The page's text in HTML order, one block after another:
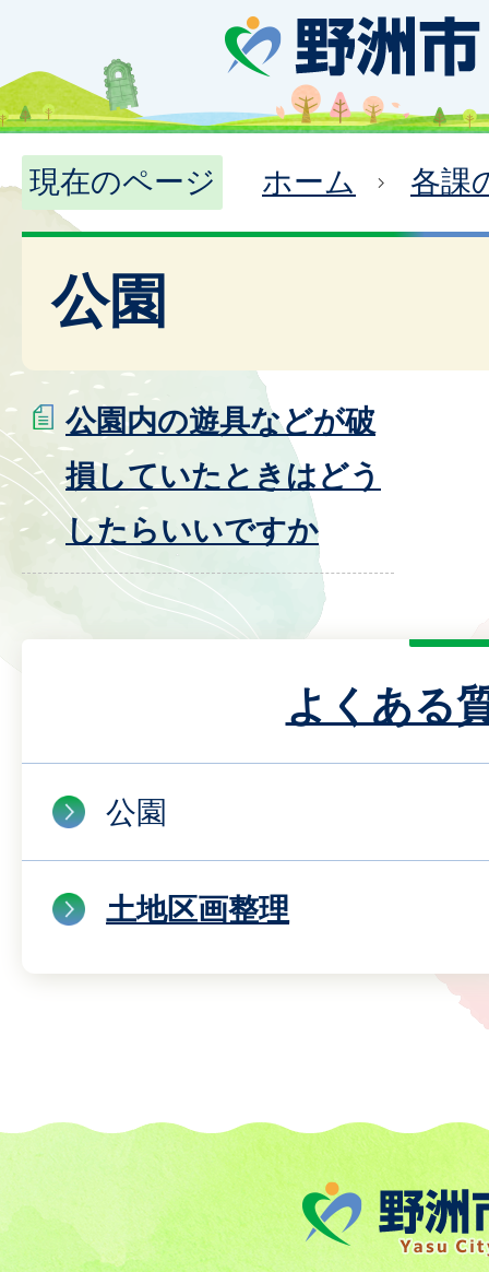
現在のページ ホーム 各課
公園
公園内の遊具などが破
損していたときはどう
したらいいですか
よくある
公園
土地区画整理